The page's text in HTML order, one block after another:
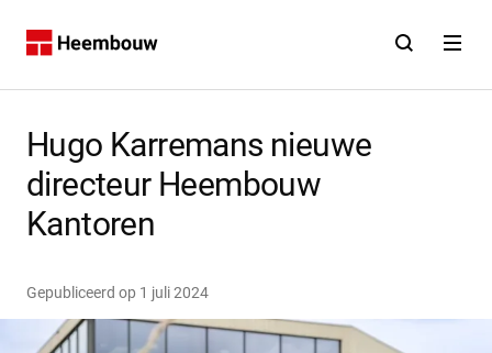
Home Open Open
Contact
Hugo Karremans nieuwe
directeur Heembouw
Kantoren
Gepubliceerd op 1 juli 2024